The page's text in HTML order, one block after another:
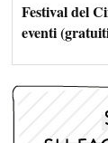
Festival del
eventi